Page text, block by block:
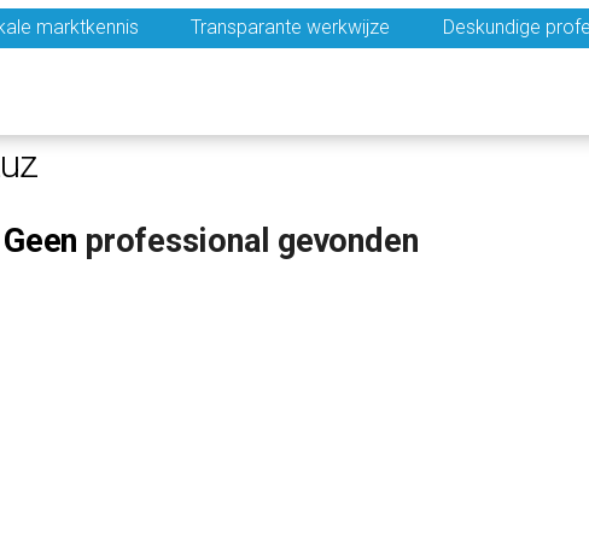
marktkennis Transparante werkwijze Deskundige
Geen professional gevonden